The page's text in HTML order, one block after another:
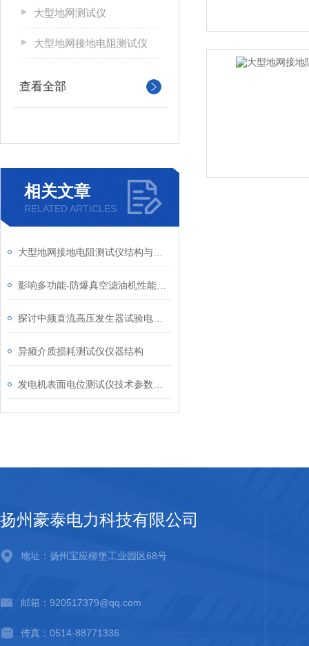
大型地网测试仪
大型地网接地电阻测试仪
查看全部
相关文章
RELATED ARTICLES
异频介质损耗测试仪仪器结构
扬州豪泰电力科技有限公司
地址：扬州宝应柳堡工业园区68号
邮箱：920517379@qq.com
传真：0514-88771336